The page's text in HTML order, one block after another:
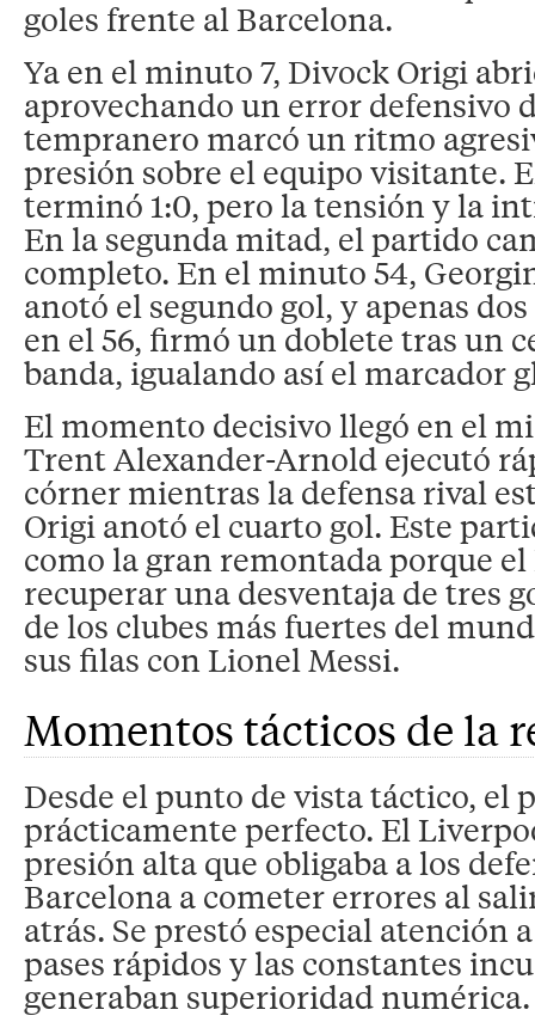
goles frente al Barcelona.
Ya en el minuto 7, Divock Origi
aprovechando un error defensivo
tempranero marcó un ritmo
presión sobre el equipo visitante.
terminó 1:0, pero la tensión y la
En la segunda mitad, el partido
completo. En el minuto 54,
anotó el segundo gol, y apenas
en el 56, firmó un doblete tras un
banda, igualando así el marcador
El momento decisivo llegó en el
Trent Alexander-Arnold ejecutó
córner mientras la defensa rival
Origi anotó el cuarto gol. Este
como la gran remontada porque
recuperar una desventaja de tres
de los clubes más fuertes del
sus filas con Lionel Messi.
Momentos tácticos de la
Desde el punto de vista táctico, el
prácticamente perfecto. El
presión alta que obligaba a los
Barcelona a cometer errores al
atrás. Se prestó especial atención
pases rápidos y las constantes
generaban superioridad numérica.